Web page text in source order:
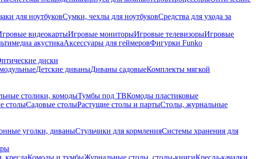
для ноутбуковСумки, чехлы для ноутбуковСредства для ухода за
видеокартыИгровые мониторыИгровые телевизорыИгровые
акустикаАксессуары для геймеровФигурки Funko
диски
Детские диваныДиваны садовыеКомплекты мягкой
столики, комодыТумбы под ТВКомоды пластиковые
столыСадовые столыРастущие столы и партыСтолы, журнальные
уголки, диваныСтульчики для кормленияСистемы хранения для
креслаКомоды и тумбыЖурнальные столы, столы-книгиКресла-качалки,